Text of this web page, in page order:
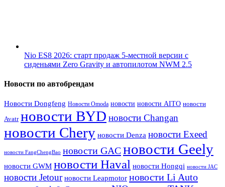
Nio ES8 2026: старт продаж 5-местной версии с
сиденьями Zero Gravity и автопилотом NWM 2.5
Новости по автобрендам
Новости Dongfeng Новости Omoda новости новости AITO новости
Avatr новости BYD новости Changan
новости Chery новости Denza новости Exeed
новости FangChengBao новости GACновости Geely
новости GWM новости Haval новости Hongqi новости JAC
новости Jetour новости Leapmotor новости Li Auto